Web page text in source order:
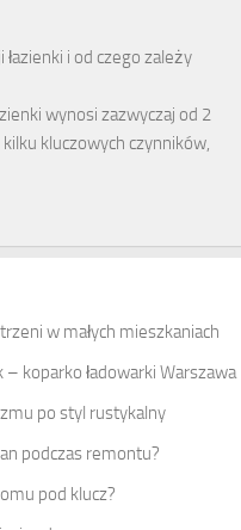
i od czego zależy
wynosi zazwyczaj od 2
kluczowych czynników,
w małych mieszkaniach
koparko ładowarki Warszawa
po styl rustykalny
podczas remontu?
pod klucz?